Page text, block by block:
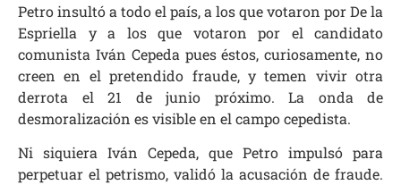
Petro insultó a todo el país, a los que votaron por De la
Espriella y a los que votaron por el candidato
comunista Iván Cepeda pues éstos, curiosamente, no
creen en el pretendido fraude, y temen vivir otra
derrota el 21 de junio próximo. La onda de
desmoralización es visible en el campo cepedista.
Ni siquiera Iván Cepeda, que Petro impulsó para
perpetuar el petrismo, validó la acusación de fraude.